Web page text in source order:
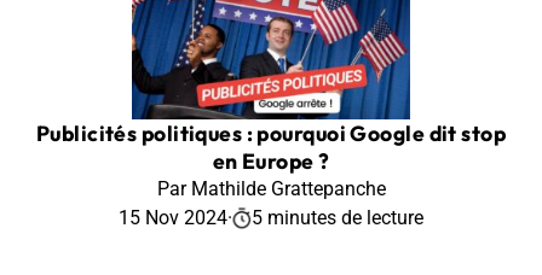
Publicités politiques : pourquoi Google dit stop
en Europe ?
Par Mathilde Grattepanche
15 Nov 2024· 5 minutes de lecture